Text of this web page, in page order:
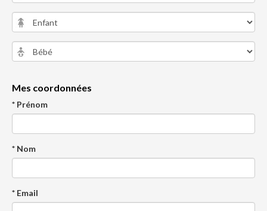
Mes coordonnées
* Prénom
* Nom
* Email